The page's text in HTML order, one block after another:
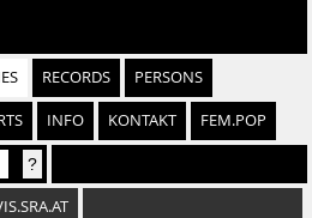
RECORDS PERSONS
INFO KONTAKT FEM.POP